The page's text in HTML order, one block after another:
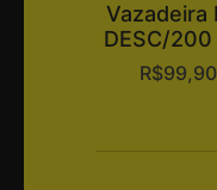
Vazadeira
DESC/200
R$99,90